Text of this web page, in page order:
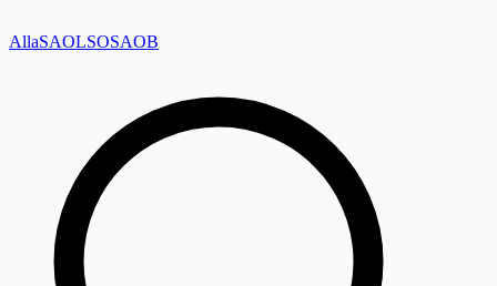
AllaSAOLSOSAOB